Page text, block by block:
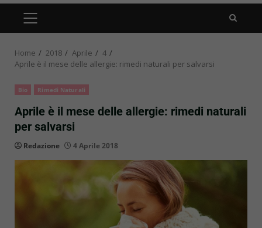
PRIMARY
MENU
Home 2018 Aprile
4
Aprile è il mese delle allergie: rimedi naturali per salvarsi
Bio Rimedi Naturali
Aprile è il mese delle allergie: rimedi naturali
per salvarsi
Redazione 4 Aprile 2018